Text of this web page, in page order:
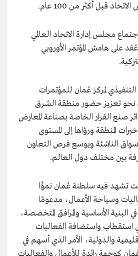
قبل أكثر من 100 عام.
مجلس إدارة الاتحاد العالمي
على هامش المؤتمر الأوروبي
لمركز عُمان للمؤتمرات
نحو تعزيز حضور منطقة الشرق
صنع القرار الخاصة بصناعة المعارض
المنطقة ورؤاها إلى المستوى
الناشئة ويوسع فرص التعاون
بين مختلف دول العالم.
تشهد فيه سلطنة عُمان نموًّا
وسياحة الأعمال، مدعومًا
في البنية الأساسية والمرافق المتخصصة،
في استقطاب واستضافة الفعاليات
والدولية، الأمر الذي أسهم في